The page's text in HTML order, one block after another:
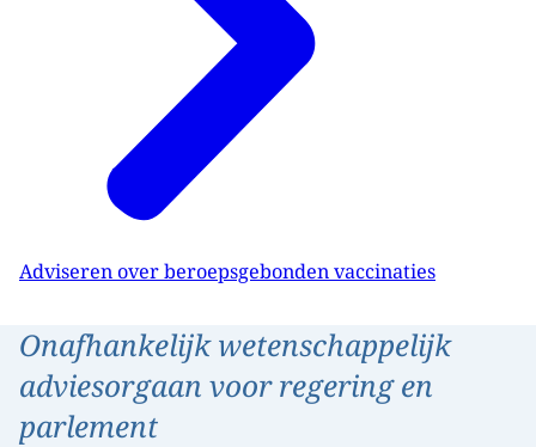
Adviseren over beroepsgebonden vaccinaties
Onafhankelijk wetenschappelijk
adviesorgaan voor regering en
parlement